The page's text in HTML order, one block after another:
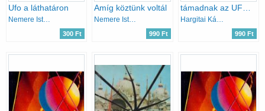
Ufo a láthatáron
Nemere István
300 Ft
Amíg köztünk voltál
Nemere István
990 Ft 990 Ft